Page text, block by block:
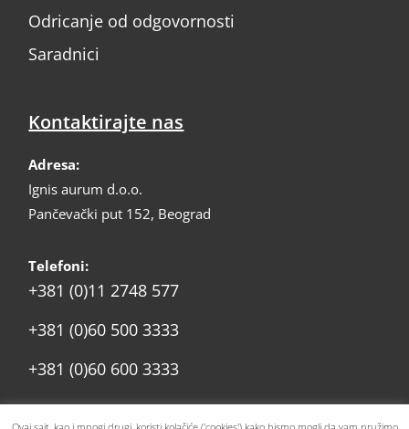
Odricanje od odgovornosti
Saradnici
Kontaktirajte nas
Adresa:
Ignis aurum d.o.o.
Pančevački put 152, Beograd
Telefoni:
+381 (0)11 2748 577
+381 (0)60 500 3333
+381 (0)60 600 3333